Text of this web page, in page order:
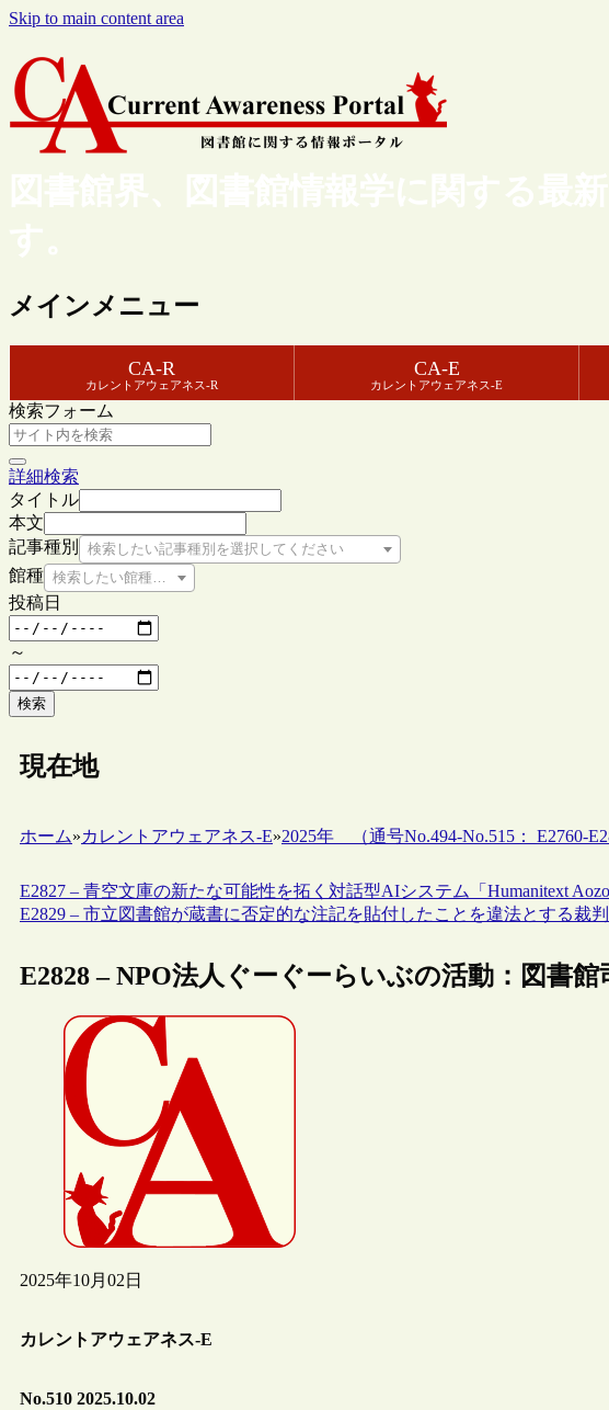
Skip to main content area
図書館界、図書館情報学に関する最
す。
メインメニュー
CA-R
カレントアウェアネス-R
CA-E
カレントアウェアネス-E
検索フォーム
詳細検索
タイトル
本文
記事種別
検索したい記事種別を選択してください
館種 検索したい館種を選択してください
投稿日
～
検索
現在地
ホーム»カレントアウェアネス-E»2025年 （通号No.494-No.515： E2760-
E2827 – 青空文庫の新たな可能性を拓く対話型AIシステム「Humanitext
E2829 – 市立図書館が蔵書に否定的な注記を貼付したことを違法とする裁
E2828 – NPO法人ぐーぐーらいぶの活動：図書
2025年10月02日
カレントアウェアネス-E
No.510 2025.10.02